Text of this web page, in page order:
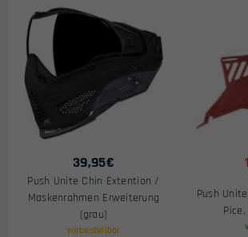
39,95€
Push Unite Chin Extention /
Maskenrahmen Erweiterung
(grau)
vorbestellbar
Push